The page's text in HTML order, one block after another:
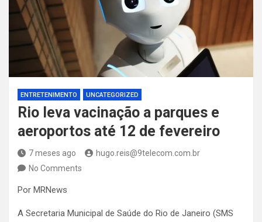
ENTRETENIMENTO UNCATEGORIZED
Rio leva vacinação a parques e
aeroportos até 12 de fevereiro
7 meses ago
hugo.reis@9telecom.com.br
No Comments
Por MRNews
A Secretaria Municipal de Saúde do Rio de Janeiro (SMS